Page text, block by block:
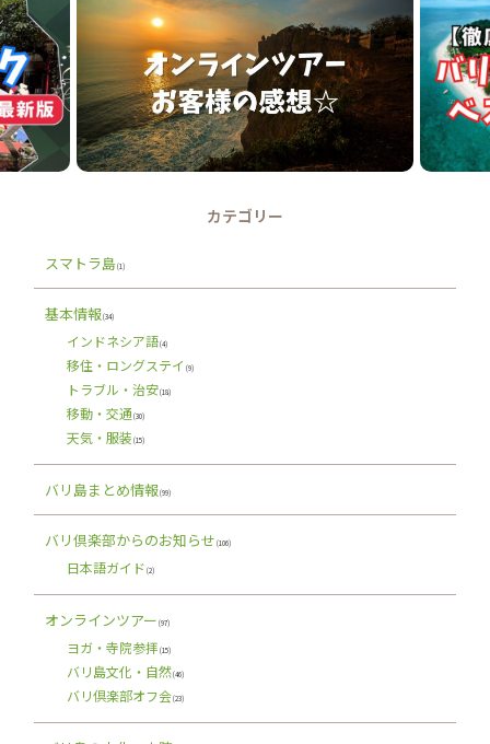
カテゴリー
スマトラ島(1)
基本情報(34)
インドネシア語(4)
移住・ロングステイ (9)
トラブル・治安(18)
移動・交通 (30)
天気・服装 (15)
バリ島まとめ情報(99)
バリ倶楽部からのお知らせ (106)
日本語ガイド (2)
オンラインツアー (97)
ヨガ・寺院参拝 (15)
バリ島文化・自然(46)
バリ倶楽部オフ会(23)